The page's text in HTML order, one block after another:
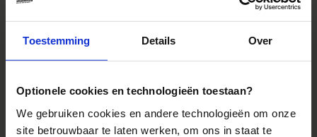
Toestemming Details Over
Optionele cookies en technologieën toestaan?
We gebruiken cookies en andere technologieën om onze
site betrouwbaar te laten werken, om ons in staat te
Duurzaam reizen
Reis- en annuleringsvoorwaarden